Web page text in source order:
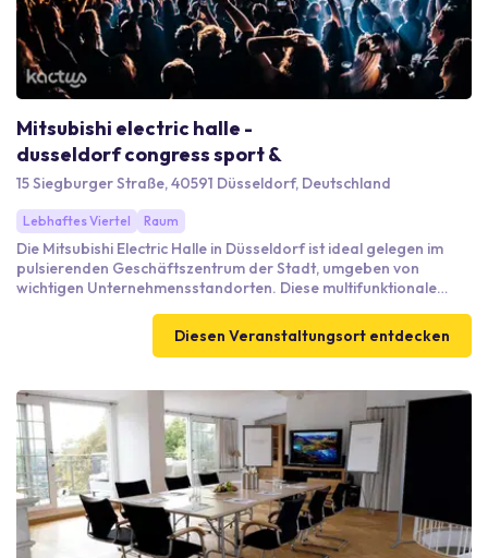
Mitsubishi electric halle -
dusseldorf congress sport &
15 Siegburger Straße, 40591 Düsseldorf, Deutschland
Lebhaftes Viertel Raum
Die Mitsubishi Electric Halle in Düsseldorf ist ideal gelegen im
pulsierenden Geschäftszentrum der Stadt, umgeben von
wichtigen Unternehmensstandorten. Diese multifunktionale
und flexible Veranstaltungsflächen, die sich perfekt für Meetings
und Konferenzen eignen. Professionelle Dienstleistungen und
Ablauf Ihrer Veranstaltung. Zudem ist die Halle hervorragend
erreichbar, mit Anbindung an öffentliche Verkehrsmittel und
ausreichenden Parkmöglichkeiten in der Nähe.
Diesen Veranstaltungsort entdecken